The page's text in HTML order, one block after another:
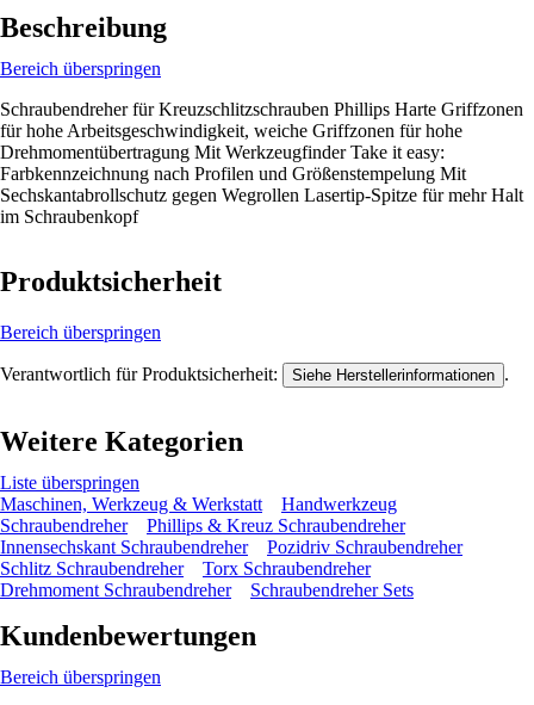
Beschreibung
Bereich überspringen
Schraubendreher für Kreuzschlitzschrauben Phillips Harte Griffzonen
für hohe Arbeitsgeschwindigkeit, weiche Griffzonen für hohe
Drehmomentübertragung Mit Werkzeugfinder Take it easy:
Farbkennzeichnung nach Profilen und Größenstempelung Mit
Sechskantabrollschutz gegen Wegrollen Lasertip-Spitze für mehr Halt
im Schraubenkopf
Produktsicherheit
Bereich überspringen
Verantwortlich für Produktsicherheit: Siehe Herstellerinformationen .
Weitere Kategorien
Liste überspringen
Maschinen, Werkzeug & Werkstatt
Handwerkzeug
Schraubendreher
Phillips & Kreuz Schraubendreher
Innensechskant Schraubendreher
Pozidriv Schraubendreher
Schlitz Schraubendreher
Torx Schraubendreher
Drehmoment Schraubendreher
Schraubendreher Sets
Kundenbewertungen
Bereich überspringen